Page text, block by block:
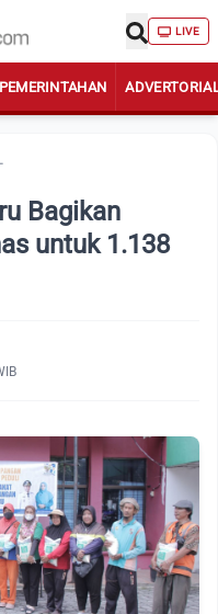
LIVE
PEMERINTAHAN
Bagikan
untuk 1.138